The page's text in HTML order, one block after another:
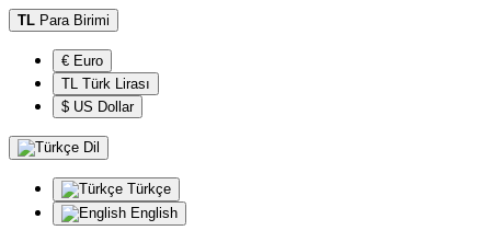
TL Para Birimi
€ Euro
TL Türk Lirası
$ US Dollar
Dil
Türkçe
English